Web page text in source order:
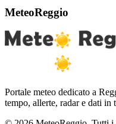
MeteoReggio
Portale meteo dedicato a
tempo, allerte, radar e dati in